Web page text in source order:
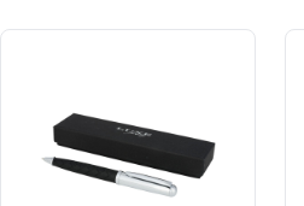
farvet cylinder med sølvkanter og et
at reducere brugen af nye
materialer, samtidig med at
holdbarheden bevares. Et rABS logo